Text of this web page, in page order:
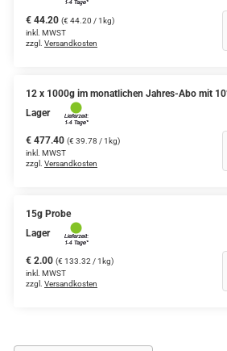
€ 44.20 (€ 44.20 / 1kg)
inkl. MWST
zzgl. Versandkosten
12 x 1000g im monatlichen Jahres-Abo mit
Lager
€ 477.40 (€ 39.78 / 1kg)
inkl. MWST
zzgl. Versandkosten
15g Probe
Lager
€ 2.00 (€ 133.32 / 1kg)
inkl. MWST
zzgl. Versandkosten